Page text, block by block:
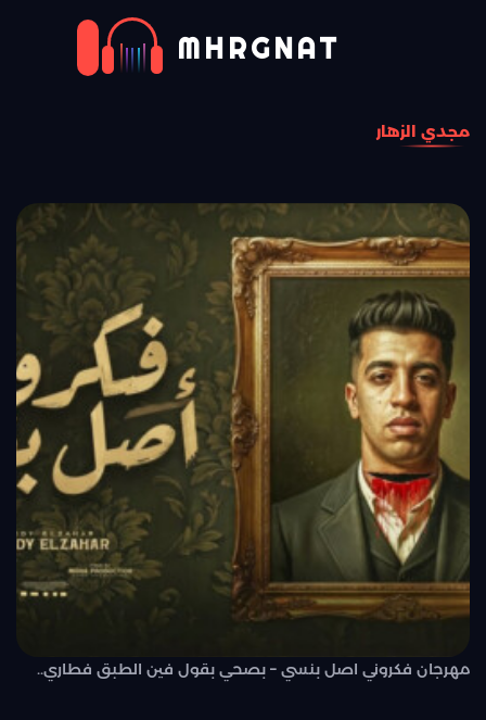
MHRGNAT
مجدي الزهار
مهرجان فكروني اصل بنسي – بصحي بقول فين الطبق فطاري..